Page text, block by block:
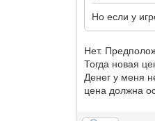
Но если у
Нет.
Тогда новая
Денег у меня
цена должна